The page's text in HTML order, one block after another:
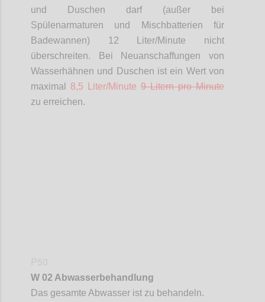
und Duschen darf (außer bei
Spülenarmaturen und Mischbatterien für
Badewannen) 12 Liter/Minute nicht
überschreiten. Bei Neuanschaffungen von
Wasserhähnen und Duschen ist ein Wert von
maximal 8,5 Liter/Minute 9 Litern pro Minute
zu erreichen.
W 02 Abwasserbehandlung
Das gesamte Abwasser ist zu behandeln.